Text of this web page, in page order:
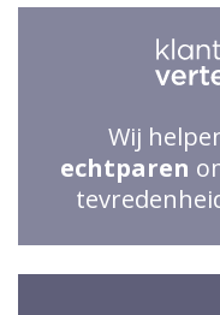
Wij
echtparen